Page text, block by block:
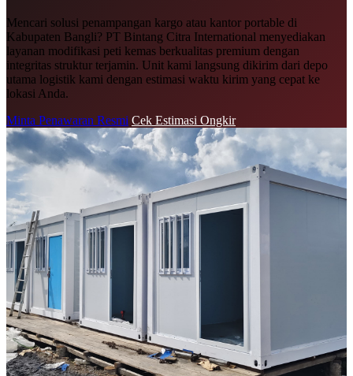
Mencari solusi penampangan kargo atau kantor portable di
Kabupaten Bangli? PT Bintang Citra International menyediakan
layanan modifikasi peti kemas berkualitas premium dengan
integritas struktur terjamin. Unit kami langsung dikirim dari depo
utama logistik kami dengan estimasi waktu kirim yang cepat ke
lokasi Anda.
Minta Penawaran Resmi Cek Estimasi Ongkir